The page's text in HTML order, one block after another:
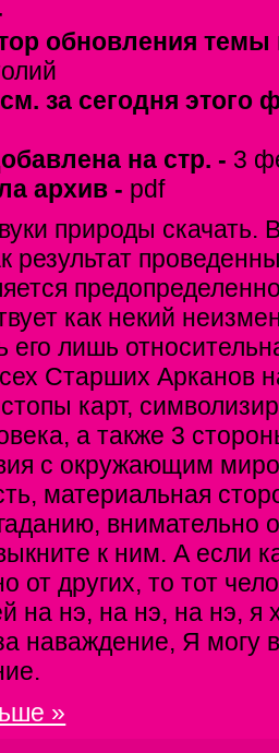
обновления темы
за сегодня этого
на стр. - 3
архив - pdf
природы скачать.
результат
как некий
его лишь
Старших Арканов
карт,
а также 3
с окружающим
материальная
внимательно
к ним. А если
от других, то тот
на нэ, на нэ, на нэ, я
наваждение, Я могу
»